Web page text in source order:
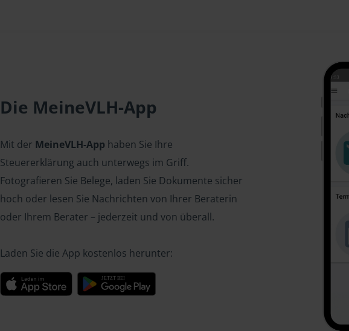
Die MeineVLH-App
Mit der MeineVLH-App haben Sie Ihre
Steuererklärung auch unterwegs im Griff.
Fotografieren Sie Belege, laden Sie Dokumente sicher
hoch oder lesen Sie Nachrichten von Ihrer Beraterin
oder Ihrem Berater – jederzeit und von überall.
Laden Sie die App kostenlos herunter: